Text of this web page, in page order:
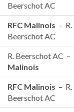
Beerschot AC
RFC Malinois – R.
Beerschot AC
R. Beerschot AC –
Malinois
RFC Malinois – R.
Beerschot AC